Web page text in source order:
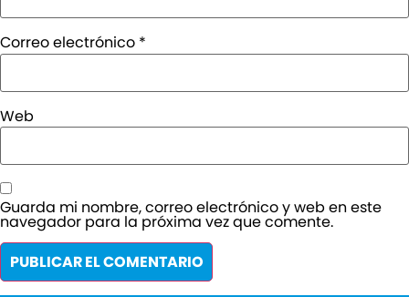
Correo electrónico *
Web
Guarda mi nombre, correo electrónico y web en este
navegador para la próxima vez que comente.